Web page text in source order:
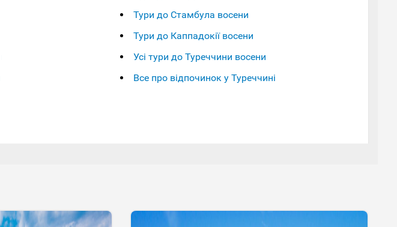
Тури до Стамбула восени
Тури до Каппадокії восени
Усі тури до Туреччини восени
Все про відпочинок у Туреччині